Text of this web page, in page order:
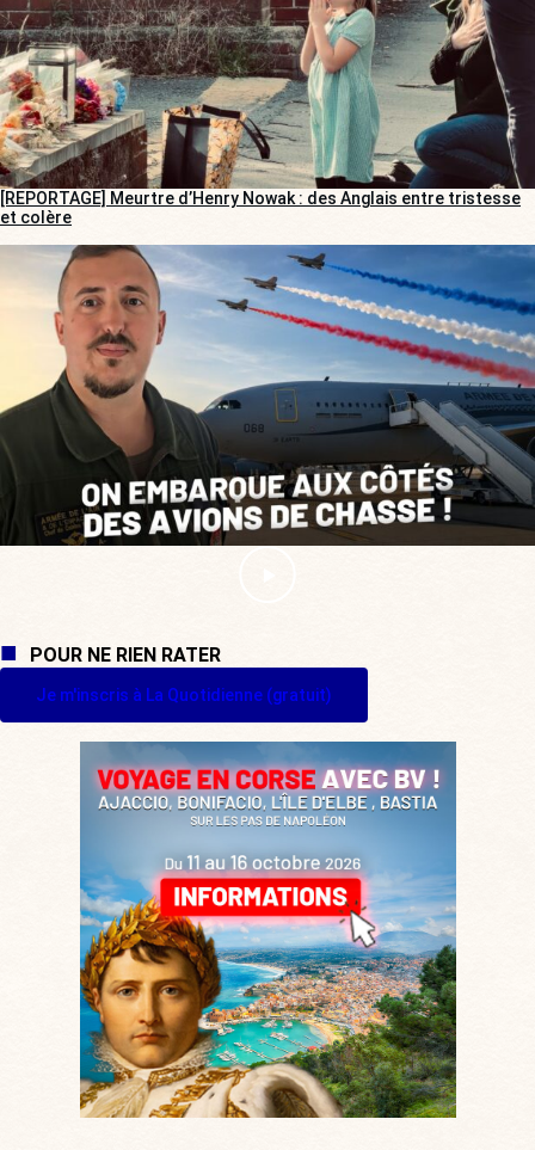
[REPORTAGE] Meurtre d’Henry Nowak : des Anglais entre tristesse
et colère
POUR NE RIEN RATER
Je m'inscris à La Quotidienne (gratuit)